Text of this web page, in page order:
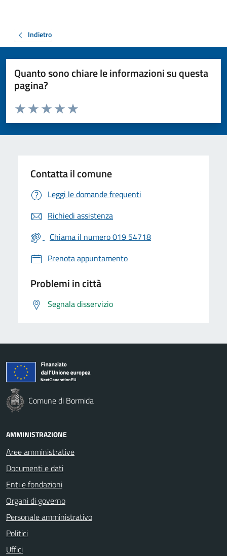
Indietro
Quanto sono chiare le informazioni su questa
pagina?
Valuta da 1 a 5 stelle la pagina
Valuta 5 stelle su 5
Valuta 4 stelle su 5
Valuta 3 stelle su 5
Valuta 2 stelle su 5
Valuta 1 stelle su 5
Contatta il comune
Leggi le domande frequenti
Richiedi assistenza
Chiama il numero 019 54718
Prenota appuntamento
Problemi in città
Segnala disservizio
Comune di Bormida
AMMINISTRAZIONE
Aree amministrative
Documenti e dati
Enti e fondazioni
Organi di governo
Personale amministrativo
Politici
Uffici